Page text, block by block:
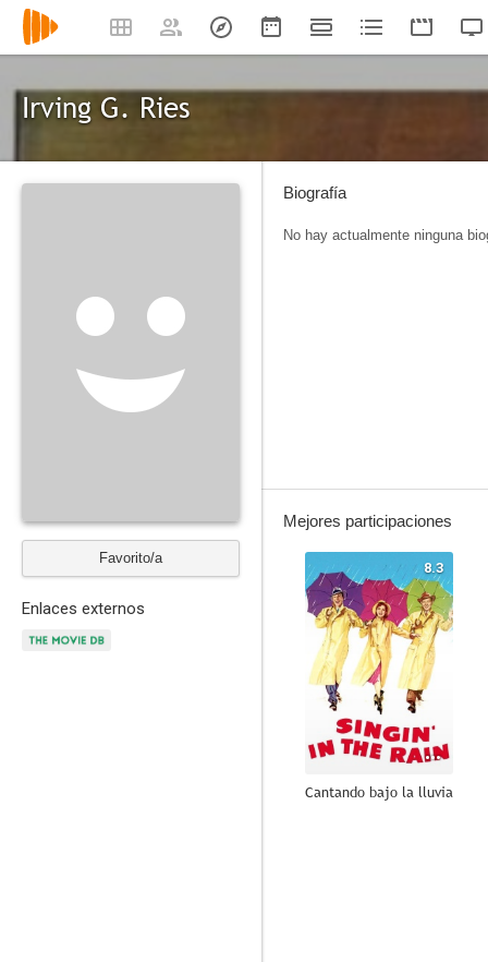
Irving G. Ries
Favorito/a
Enlaces externos
Biografía
No hay actualmente ninguna
Mejores participaciones
8.3
Cantando bajo la lluvia